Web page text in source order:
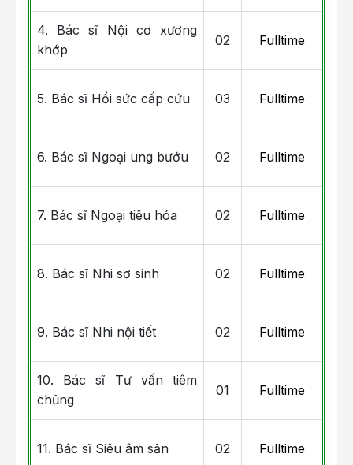
4. Bác sĩ Nội cơ xương
khớp
02 Fulltime
5. Bác sĩ Hồi sức cấp cứu 03 Fulltime
6. Bác sĩ Ngoại ung bướu 02 Fulltime
7. Bác sĩ Ngoại tiêu hóa 02 Fulltime
8. Bác sĩ Nhi sơ sinh 02 Fulltime
9. Bác sĩ Nhi nội tiết 02 Fulltime
10. Bác sĩ Tư vấn tiêm
chủng
01 Fulltime
11. Bác sĩ Siêu âm sản 02 Fulltime